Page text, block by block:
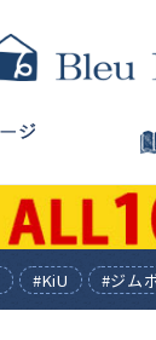
#KiU #ジム